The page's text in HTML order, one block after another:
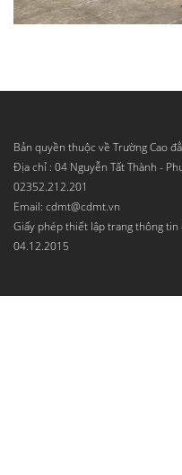
Bản quyền thuộc về Trường Cao
Địa chỉ : 04 Nguyễn Tất Thành -
02352.212.201
Email: cdmt@cdmt.vn
Giấy phép thiết lập trang thông tin
04.12.2015